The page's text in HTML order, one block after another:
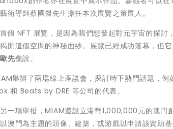
術導師蔡國傑先生擔任本次展覽之策展人。
個 NFT 展覽，是因為我們想發起對元宇宙的探
開這個空間的神秘面紗。展覽已經成功落幕，但
歐先生說。
舉辦了兩場線上座談會，探討時下熱門話題，
和 Beats by DRE 等公司的代表。
一項舉措，MIAM還設立港幣1,000,000元的澳
澳門為主題的頭像、建築，或游戲以申請該資助基